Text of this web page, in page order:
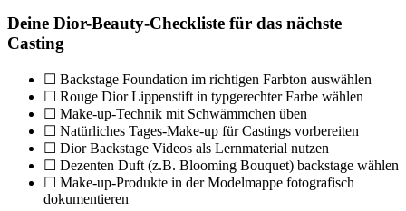
Deine Dior-Beauty-Checkliste für das nächste
Casting
☐ Backstage Foundation im richtigen Farbton auswählen
☐ Rouge Dior Lippenstift in typgerechter Farbe wählen
☐ Make-up-Technik mit Schwämmchen üben
☐ Natürliches Tages-Make-up für Castings vorbereiten
☐ Dior Backstage Videos als Lernmaterial nutzen
☐ Dezenten Duft (z.B. Blooming Bouquet) backstage wählen
☐ Make-up-Produkte in der Modelmappe fotografisch
dokumentieren